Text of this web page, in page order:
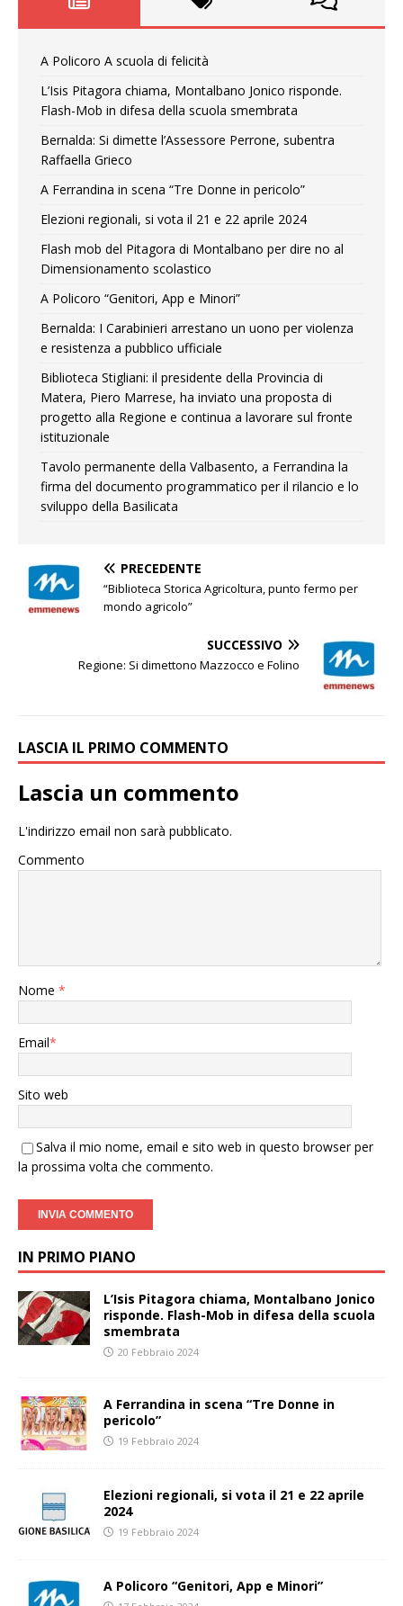
A Policoro A scuola di felicità
L’Isis Pitagora chiama, Montalbano Jonico risponde.
Flash-Mob in difesa della scuola smembrata
Bernalda: Si dimette l’Assessore Perrone, subentra
Raffaella Grieco
A Ferrandina in scena “Tre Donne in pericolo”
Elezioni regionali, si vota il 21 e 22 aprile 2024
Flash mob del Pitagora di Montalbano per dire no al
Dimensionamento scolastico
A Policoro “Genitori, App e Minori”
Bernalda: I Carabinieri arrestano un uono per violenza
e resistenza a pubblico ufficiale
Biblioteca Stigliani: il presidente della Provincia di
Matera, Piero Marrese, ha inviato una proposta di
progetto alla Regione e continua a lavorare sul fronte
istituzionale
Tavolo permanente della Valbasento, a Ferrandina la
firma del documento programmatico per il rilancio e lo
sviluppo della Basilicata
PRECEDENTE
“Biblioteca Storica Agricoltura, punto fermo per
mondo agricolo”
SUCCESSIVO
Regione: Si dimettono Mazzocco e Folino
LASCIA IL PRIMO COMMENTO
Lascia un commento
L'indirizzo email non sarà pubblicato.
Commento
Nome *
Email*
Sito web
Salva il mio nome, email e sito web in questo browser per
la prossima volta che commento.
IN PRIMO PIANO
L’Isis Pitagora chiama, Montalbano Jonico
risponde. Flash-Mob in difesa della scuola
smembrata
20 Febbraio 2024
A Ferrandina in scena “Tre Donne in
pericolo”
19 Febbraio 2024
Elezioni regionali, si vota il 21 e 22 aprile
2024
19 Febbraio 2024
A Policoro “Genitori, App e Minori”